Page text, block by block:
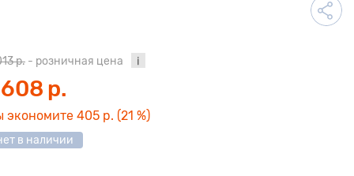
р. - розничная цена
р.
экономите 405 р. (21 %)
в наличии